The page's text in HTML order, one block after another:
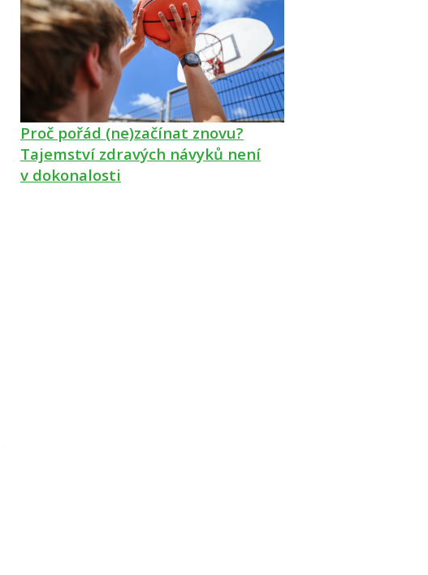
Proč pořád (ne)začínat znovu?
Tajemství zdravých návyků není
v dokonalosti